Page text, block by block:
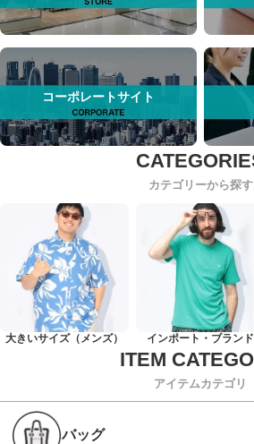
コーポレートサイト
カテゴリーから探す
大きいサイズ（メンズ） インポート・ブランド
アイテムカテゴリ
バッグ